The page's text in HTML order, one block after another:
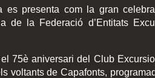
es presenta com la gran
de la Federació d’Entitats
75è aniversari del Club
voltants de Capafonts,